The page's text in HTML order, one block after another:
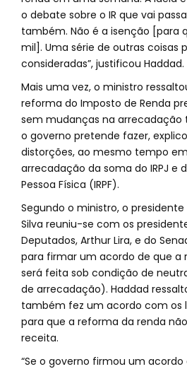
o debate sobre o IR que vai
também. Não é a isenção [para
mil]. Uma série de outras coisas
consideradas”, justificou Haddad.
Mais uma vez, o ministro
reforma do Imposto de Renda
sem mudanças na arrecadação
o governo pretende fazer,
distorções, ao mesmo tempo
arrecadação da soma do IRPJ e
Pessoa Física (IRPF).
Segundo o ministro, o presidente
Silva reuniu-se com os
Deputados, Arthur Lira, e do
para firmar um acordo de que a
será feita sob condição de
de arrecadação). Haddad
também fez um acordo com os
para que a reforma da renda
receita.
“Se o governo firmou um